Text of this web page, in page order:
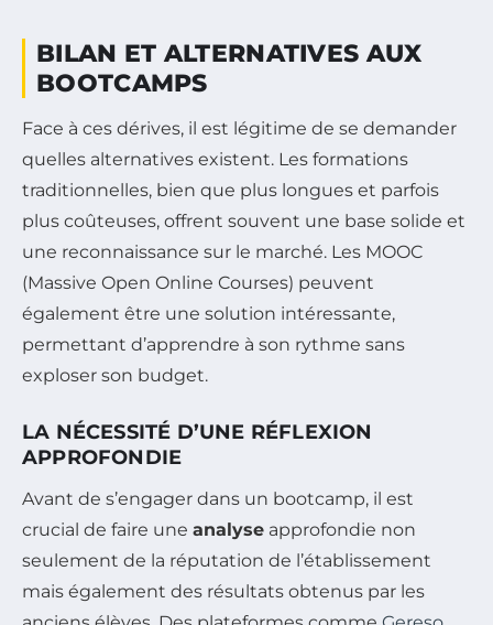
BILAN ET ALTERNATIVES AUX
BOOTCAMPS
Face à ces dérives, il est légitime de se demander
quelles alternatives existent. Les formations
traditionnelles, bien que plus longues et parfois
plus coûteuses, offrent souvent une base solide et
une reconnaissance sur le marché. Les MOOC
(Massive Open Online Courses) peuvent
également être une solution intéressante,
permettant d’apprendre à son rythme sans
exploser son budget.
LA NÉCESSITÉ D’UNE RÉFLEXION
APPROFONDIE
Avant de s’engager dans un bootcamp, il est
crucial de faire une analyse approfondie non
seulement de la réputation de l’établissement
mais également des résultats obtenus par les